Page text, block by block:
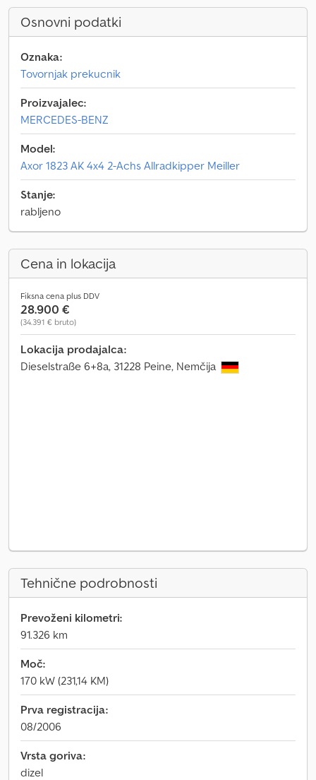
Osnovni podatki
Oznaka:
Tovornjak prekucnik
Proizvajalec:
MERCEDES-BENZ
Model:
Axor 1823 AK 4x4 2-Achs Allradkipper Meiller
Stanje:
rabljeno
Cena in lokacija
Fiksna cena plus DDV
28.900 €
(34.391 € bruto)
Lokacija prodajalca:
Dieselstraße 6+8a, 31228 Peine, Nemčija
Tehnične podrobnosti
Prevoženi kilometri:
91.326 km
Moč:
170 kW (231,14 KM)
Prva registracija:
08/2006
Vrsta goriva:
dizel